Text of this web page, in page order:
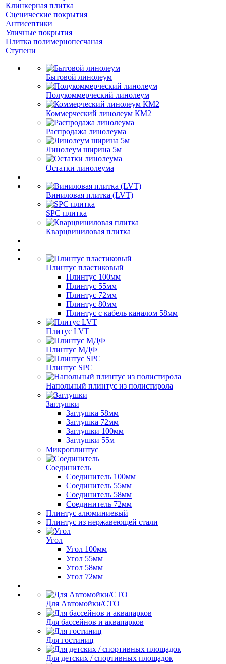
Клинкерная плитка
Сценические покрытия
Антисептики
Уличные покрытия
Плитка полимернопесчаная
Ступени
Бытовой линолеум
Полукоммерческий линолеум
Коммерческий линолеум КМ2
Распродажа линолеума
Линолеум ширина 5м
Остатки линолеума
Виниловая плитка (LVT)
SPC плитка
Кварцвиниловая плитка
Плинтус пластиковый
Плинтус 100мм
Плинтус 55мм
Плинтус 72мм
Плинтус 80мм
Плинтус с кабель каналом 58мм
Плитус LVT
Плинтус МДФ
Плинтус SPC
Напольный плинтус из полистирола
Заглушки
Заглушка 58мм
Заглушка 72мм
Заглушки 100мм
Заглушки 55м
Микроплинтус
Соединитель
Соединитель 100мм
Соединитель 55мм
Соединитель 58мм
Соединитель 72мм
Плинтус алюминиевый
Плинтус из нержавеющей стали
Угол
Угол 100мм
Угол 55мм
Угол 58мм
Угол 72мм
Для Автомойки/СТО
Для бассейнов и аквапарков
Для гостиниц
Для детских / спортивных площадок